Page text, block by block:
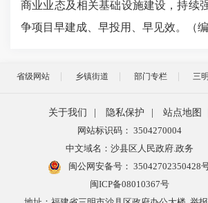
商业业态及相关基础设施建设，持续
争项目早建成、早投用、早见效。（编
省级网站 乡镇街道 部门专栏 三
关于我们 隐私保护 站点地图
网站标识码： 3504270004
中文域名：沙县区人民政府.政务
闽公网安备号： 35042702350428
闽ICP备08010367号